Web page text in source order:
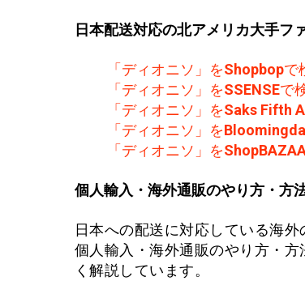
日本配送対応の北アメリカ大手フ
「ディオニソ」をShopbopで
「ディオニソ」をSSENSEで
「ディオニソ」をSaks Fifth
「ディオニソ」を
「ディオニソ」を
個人輸入・海外通販のやり方・方
日本への配送に対応している海
個人輸入・海外通販のやり方・
く解説しています。